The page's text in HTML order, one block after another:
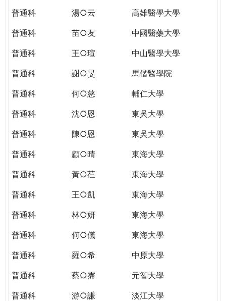
普通科
湯○云
高雄醫學大學
普通科
苗○友
中國醫藥大學
普通科
王○瑄
中山醫學大學
普通科
謝○旻
馬偕醫學院
普通科
何○慈
輔仁大學
普通科
沈○恩
東吳大學
普通科
陳○恩
東吳大學
普通科
顧○晴
東海大學
普通科
黃○芢
東海大學
普通科
王○凱
東海大學
普通科
林○妍
東海大學
普通科
何○儀
東海大學
普通科
羅○希
中原大學
普通科
蔡○霈
元智大學
普通科
游○謙
淡江大學